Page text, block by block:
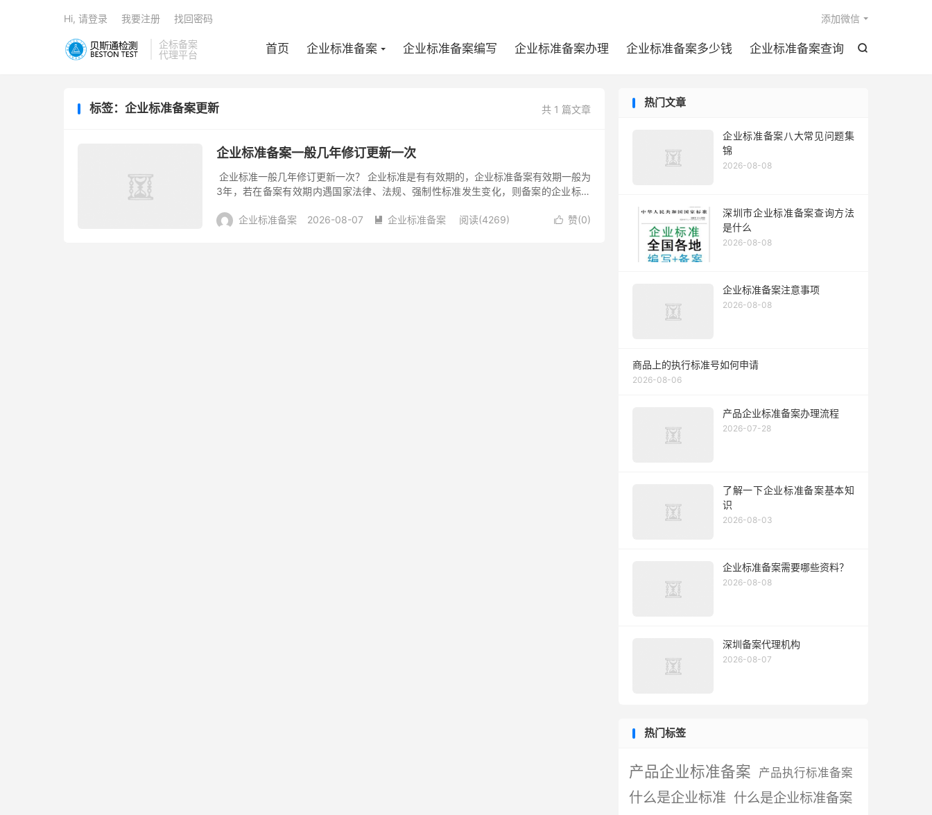
企标备案
代理平台

首页 企业标准备案 企业标准备案编写 企业标准备案办理 企业标准备案多少钱 企业标准备案查询
添加微信
Hi, 请登录 我要注册 找回密码
共 1 篇文章
标签：企业标准备案更新
企业标准备案一般几年修订更新一次
企业标准一般几年修订更新一次？ 企业标准是有有效期的，企业标准备案有效期一般为
3年，若在备案有效期内遇国家法律、法规、强制性标准发生变化，则备案的企业标准
主管部...
 赞(0)
企业标准备案 2026-08-07  企业标准备案 阅读(4269)
热门文章
企业标准备案八大常见问题集
锦
2026-08-08
深圳市企业标准备案查询方法
是什么
2026-08-08
企业标准备案注意事项
2026-08-08
商品上的执行标准号如何申请
2026-08-06
产品企业标准备案办理流程
2026-07-28
了解一下企业标准备案基本知
识
2026-08-03
企业标准备案需要哪些资料？
2026-08-08
深圳备案代理机构
2026-08-07
热门标签
产品企业标准备案 产品执行标准备案
什么是企业标准 什么是企业标准备案